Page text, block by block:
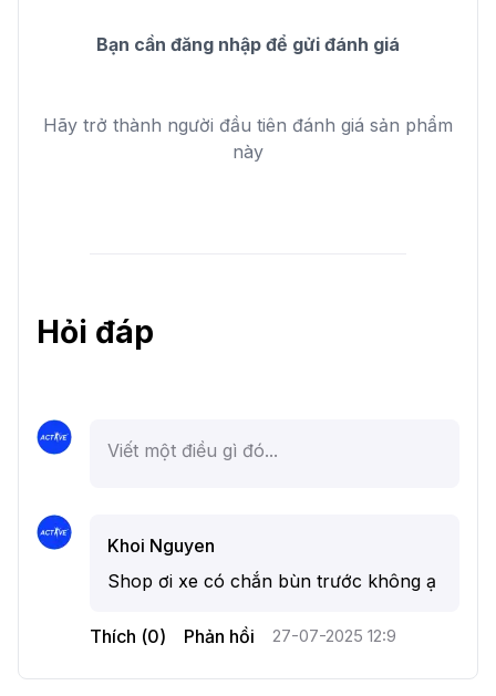
Bạn cần đăng nhập để gửi đánh giá
Hãy trở thành người đầu tiên đánh giá sản phẩm
này
Hỏi đáp
Khoi Nguyen
Shop ơi xe có chắn bùn trước không ạ
Thích (0) Phản hồi 27-07-2025 12:9